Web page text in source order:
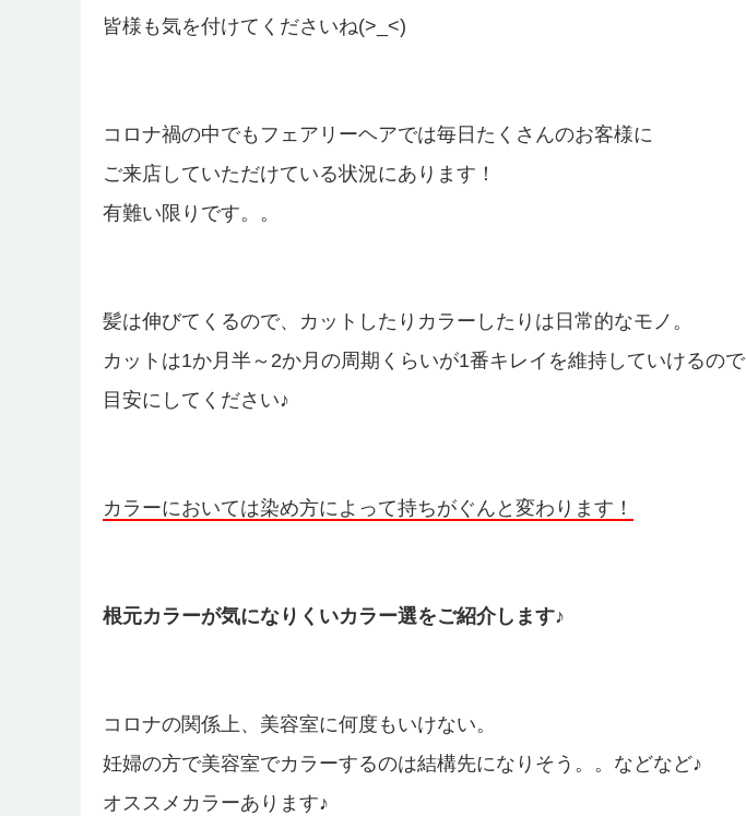
皆様も気を付けてくださいね(>_<)
コロナ禍の中でもフェアリーヘアでは毎日たくさんのお客様に
ご来店していただけている状況にあります！
有難い限りです。。
髪は伸びてくるので、カットしたりカラーしたりは日常的なモノ。
カットは1か月半～2か月の周期くらいが1番キレイを維持していけるので
目安にしてください♪
カラーにおいては染め方によって持ちがぐんと変わります！
根元カラーが気になりくいカラー選をご紹介します♪
コロナの関係上、美容室に何度もいけない。
妊婦の方で美容室でカラーするのは結構先になりそう。。などなど♪
オススメカラーあります♪